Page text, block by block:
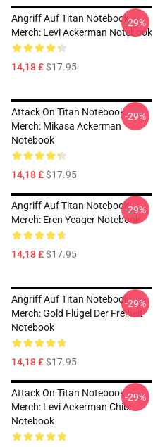
Angriff Auf Titan Notebook
Merch: Levi Ackerman Notebook
14,18 £$17.95
-29%
Attack On Titan Notebook
Merch: Mikasa Ackerman
Notebook
14,18 £$17.95
-29%
Angriff Auf Titan Notebook
Merch: Eren Yeager Notebook
14,18 £$17.95
-29%
Angriff Auf Titan Notebook
Merch: Gold Flügel Der Freiheit
Notebook
14,18 £$17.95
-29%
Attack On Titan Notebook
Merch: Levi Ackerman Chibi
Notebook
-29%